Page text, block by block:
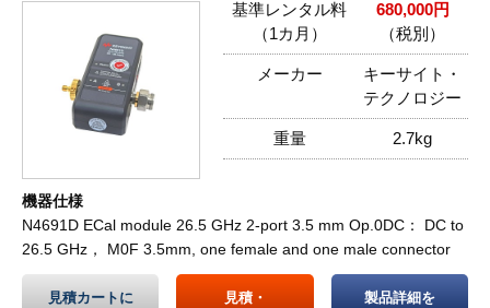
基準レンタル料
（1カ月）
680,000円
（税別）
メーカー
キーサイト・
テクノロジー
重量 2.7kg
機器仕様
N4691D ECal module 26.5 GHz 2-port 3.5 mm Op.0DC： DC to
26.5 GHz， M0F 3.5mm, one female and one male connector
見積カートに
見積・
製品詳細を